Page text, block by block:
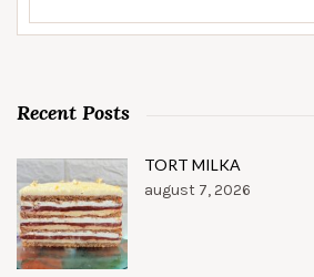
Recent Posts
TORT MILKA
august 7, 2026